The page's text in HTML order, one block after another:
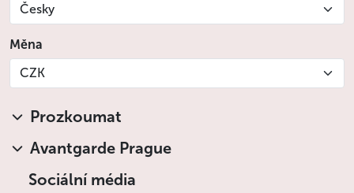
Česky
Měna
CZK
Prozkoumat
Avantgarde Prague
Sociální média